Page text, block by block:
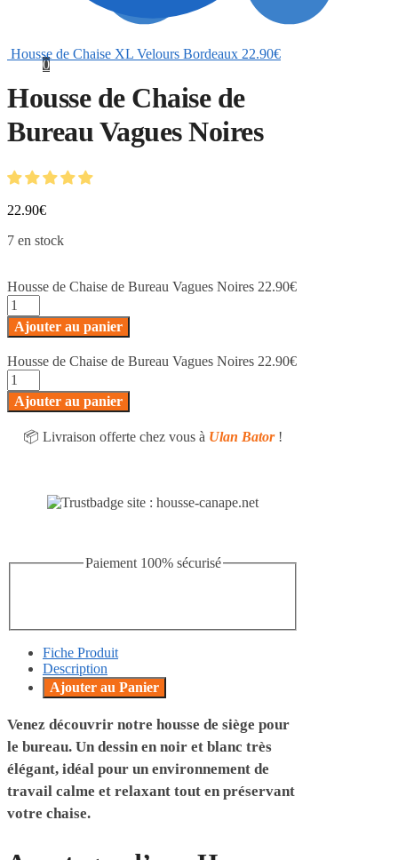
0
Housse de Chaise XL Velours Bordeaux 22.90€
Housse de Chaise de
Bureau Vagues Noires
22.90€
7 en stock
Housse de Chaise de Bureau Vagues Noires 22.90€
quantité
de
Housse
Chaise
de
Bureau
Vagues
Noires
Ajouter au panier
Housse de Chaise de Bureau Vagues Noires 22.90€
quantité
de
Housse
Chaise
Ajouter au panier
📦 Livraison offerte chez vous à Ulan Bator !
Paiement 100% sécurisé
Fiche Produit
Description
Ajouter au Panier
Venez découvrir notre housse de siège pour
le bureau. Un dessin en noir et blanc très
élégant, idéal pour un environnement de
travail calme et relaxant tout en préservant
votre chaise.